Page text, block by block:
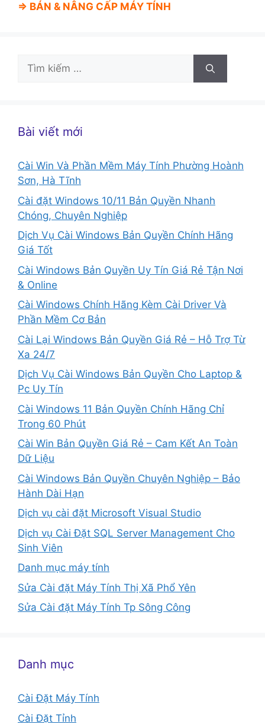
⇒ BÁN & NÂNG CẤP MÁY TÍNH
Tìm
Bài viết mới
Cài Win Và Phần Mềm Máy Tính Phường Hoành
Sơn, Hà Tĩnh
Cài đặt Windows 10/11 Bản Quyền Nhanh
Chóng, Chuyên Nghiệp
Dịch Vụ Cài Windows Bản Quyền Chính Hãng
Giá Tốt
Cài Windows Bản Quyền Uy Tín Giá Rẻ Tận Nơi
& Online
Cài Windows Chính Hãng Kèm Cài Driver Và
Phần Mềm Cơ Bản
Cài Lại Windows Bản Quyền Giá Rẻ – Hỗ Trợ Từ
Xa 24/7
Dịch Vụ Cài Windows Bản Quyền Cho Laptop &
Pc Uy Tín
Cài Windows 11 Bản Quyền Chính Hãng Chỉ
Trong 60 Phút
Cài Win Bản Quyền Giá Rẻ – Cam Kết An Toàn
Dữ Liệu
Cài Windows Bản Quyền Chuyên Nghiệp – Bảo
Hành Dài Hạn
Dịch vụ cài đặt Microsoft Visual Studio
Dịch vụ Cài Đặt SQL Server Management Cho
Sinh Viên
Danh mục máy tính
Sửa Cài đặt Máy Tính Thị Xã Phổ Yên
Sửa Cài đặt Máy Tính Tp Sông Công
Danh mục
Cài Đặt Máy Tính
Cài Đặt Tỉnh